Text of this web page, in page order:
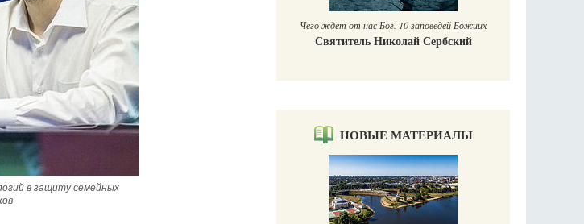
в защиту семейных
Роман Котов Чего ждет от нас Бог. 10 заповедей Божиих
Святитель Николай Сербский
НОВЫЕ МАТЕРИАЛЫ